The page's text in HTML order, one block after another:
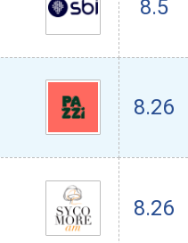
8.5
8.26
8.26